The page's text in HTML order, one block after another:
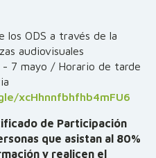
los ODS a través de la
audiovisuales
- 7 mayo / Horario de tarde
xcHhnnfbhfhb4mFU6
de Participación
que asistan al 80%
y realicen el